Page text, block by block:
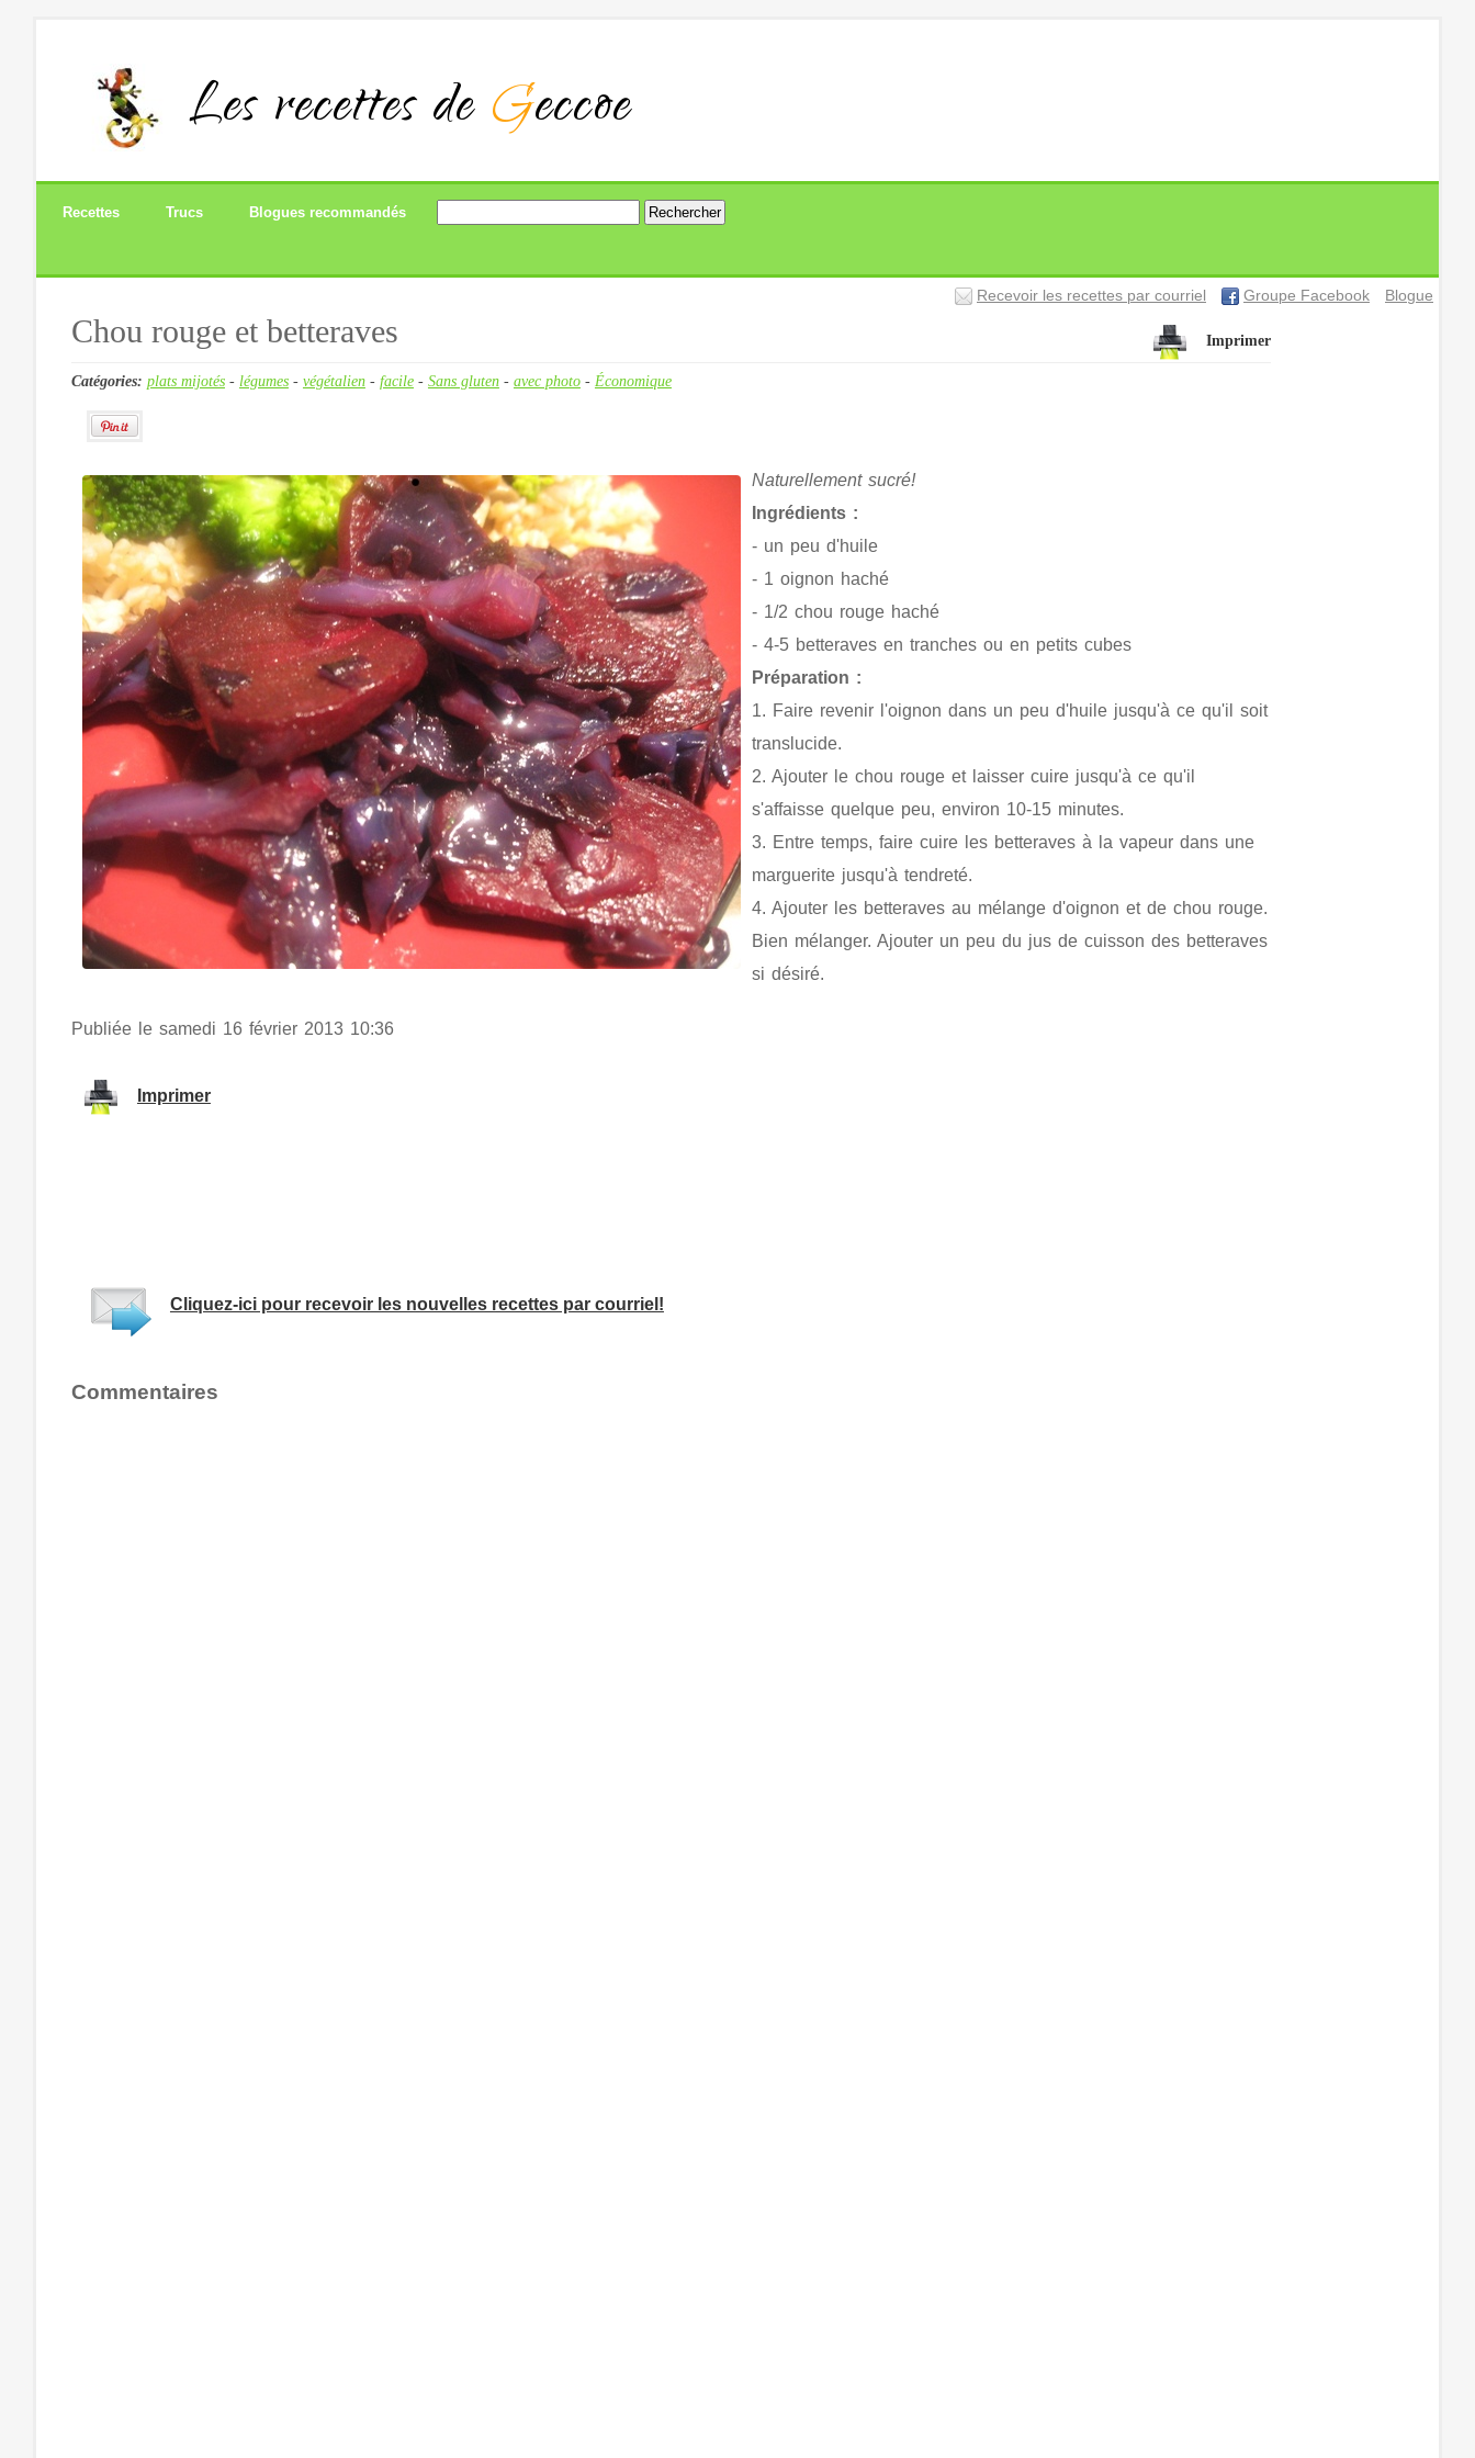
Les recettes de Geccoe
Recettes Trucs Blogues recommandés
Recevoir les recettes par courriel Groupe Facebook Blogue
Chou rouge et betteraves Imprimer
Catégories: plats mijotés- légumes- végétalien- facile- Sans gluten- avec photo- Économique
Naturellement sucré!
Ingrédients :
- un peu d'huile
- 1 oignon haché
- 1/2 chou rouge haché
- 4-5 betteraves en tranches ou en petits cubes
Préparation :
1. Faire revenir l'oignon dans un peu d'huile jusqu'à ce qu'il soit
translucide.
2. Ajouter le chou rouge et laisser cuire jusqu'à ce qu'il
s'affaisse quelque peu, environ 10-15 minutes.
3. Entre temps, faire cuire les betteraves à la vapeur dans une
marguerite jusqu'à tendreté.
4. Ajouter les betteraves au mélange d'oignon et de chou rouge.
Bien mélanger. Ajouter un peu du jus de cuisson des betteraves
si désiré.
Publiée le samedi 16 février 2013 10:36
Imprimer
Cliquez-ici pour recevoir les nouvelles recettes par courriel!
Commentaires